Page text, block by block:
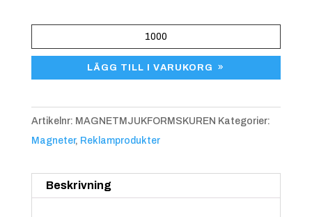
Mjuk
formskurenLÄGG TILL I VARUKORG
Artikelnr: MAGNETMJUKFORMSKUREN Kategorier:
Magneter, Reklamprodukter
Beskrivning